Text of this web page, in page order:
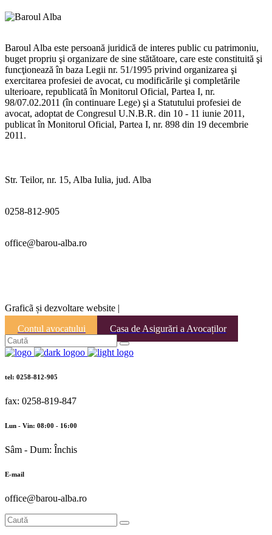
Baroul Alba este persoană juridică de interes public cu patrimoniu,
buget propriu şi organizare de sine stătătoare, care este constituită şi
funcţionează în baza Legii nr. 51/1995 privind organizarea şi
exercitarea profesiei de avocat, cu modificările şi completările
ulterioare, republicată în Monitorul Oficial, Partea I, nr.
98/07.02.2011 (în continuare Lege) şi a Statutului profesiei de
avocat, adoptat de Congresul U.N.B.R. din 10 - 11 iunie 2011,
publicat în Monitorul Oficial, Partea I, nr. 898 din 19 decembrie
2011.
Str. Teilor, nr. 15, Alba Iulia, jud. Alba
0258-812-905
office@barou-alba.ro
Graficã și dezvoltare website |
Contul avocatului
Casa de Asigurări a Avocaților
tel: 0258-812-905
fax: 0258-819-847
Lun - Vin: 08:00 - 16:00
Sâm - Dum: Închis
E-mail
office@barou-alba.ro